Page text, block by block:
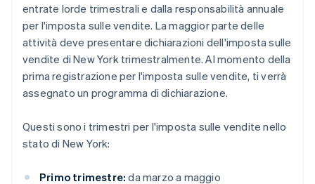
entrate lorde trimestrali e dalla responsabilità annuale
per l'imposta sulle vendite. La maggior parte delle
attività deve presentare dichiarazioni dell'imposta sulle
vendite di New York trimestralmente. Al momento della
prima registrazione per l'imposta sulle vendite, ti verrà
assegnato un programma di dichiarazione.
Questi sono i trimestri per l'imposta sulle vendite nello
stato di New York:
Primo trimestre: da marzo a maggio